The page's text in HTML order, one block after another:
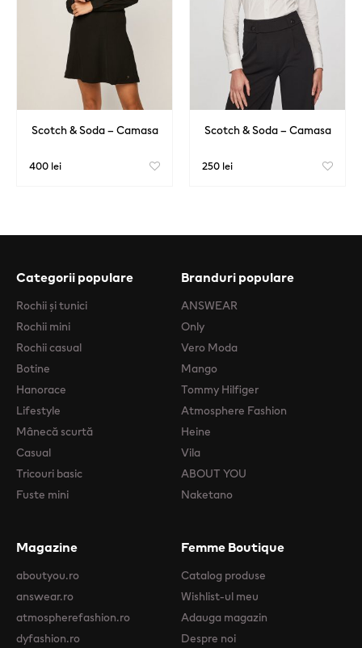
Scotch & Soda – Camasa
400 lei
Scotch & Soda – Camasa
250 lei
Categorii populare
Rochii şi tunici
Rochii mini
Rochii casual
Botine
Hanorace
Lifestyle
Mânecă scurtă
Casual
Tricouri basic
Fuste mini
Branduri populare
ANSWEAR
Only
Vero Moda
Mango
Tommy Hilfiger
Atmosphere Fashion
Heine
Vila
ABOUT YOU
Naketano
Magazine
aboutyou.ro
answear.ro
atmospherefashion.ro
dyfashion.ro
Femme Boutique
Catalog produse
Wishlist-ul meu
Adauga magazin
Despre noi